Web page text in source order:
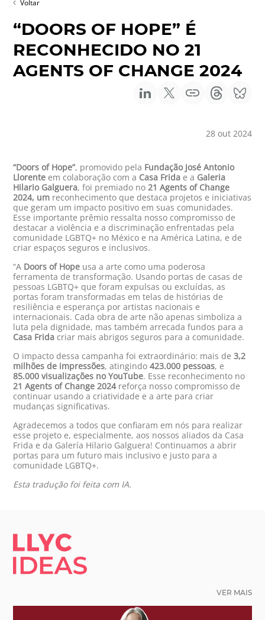
Voltar
“DOORS OF HOPE” É
RECONHECIDO NO 21
AGENTS OF CHANGE 2024
28 out 2024
“Doors of Hope”, promovido pela Fundação José Antonio
Llorente em colaboração com a Casa Frida e a Galeria
Hilario Galguera, foi premiado no 21 Agents of Change
2024, um reconhecimento que destaca projetos e iniciativas
que geram um impacto positivo em suas comunidades.
Esse importante prêmio ressalta nosso compromisso de
destacar a violência e a discriminação enfrentadas pela
comunidade LGBTQ+ no México e na América Latina, e de
criar espaços seguros e inclusivos.
“A Doors of Hope usa a arte como uma poderosa
ferramenta de transformação. Usando portas de casas de
pessoas LGBTQ+ que foram expulsas ou excluídas, as
portas foram transformadas em telas de histórias de
resiliência e esperança por artistas nacionais e
internacionais. Cada obra de arte não apenas simboliza a
luta pela dignidade, mas também arrecada fundos para a
Casa Frida criar mais abrigos seguros para a comunidade.
O impacto dessa campanha foi extraordinário: mais de 3,2
milhões de impressões, atingindo 423.000 pessoas, e
85.000 visualizações no YouTube. Esse reconhecimento no
21 Agents of Change 2024reforça nosso compromisso de
continuar usando a criatividade e a arte para criar
mudanças significativas.
Agradecemos a todos que confiaram em nós para realizar
esse projeto e, especialmente, aos nossos aliados da Casa
Frida e da Galería Hilario Galguera! Continuamos a abrir
portas para um futuro mais inclusivo e justo para a
comunidade LGBTQ+.
Esta tradução foi feita com IA.
LLYC IDEAS.
VER MAIS